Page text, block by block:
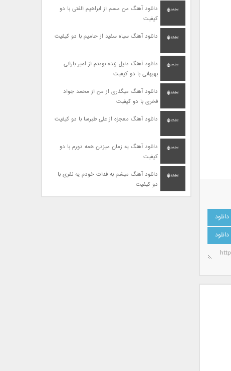
دانلود آهنگ من مسم از ابراهیم الفتی با دو
کیفیت
دانلود آهنگ سیاه سفید از حامیم با دو کیفیت
دانلود آهنگ دلیل زنده بودنم از امیر بارانی
بهبهانی با دو کیفیت
دانلود آهنگ میگذری از من از محمد جواد
فخری با دو کیفیت
دانلود آهنگ معجزه از علی طبرسا با دو کیفیت
دانلود آهنگ یه زمان میزدن همه دورم با دو
کیفیت
دانلود آهنگ میشم به فدات خودم یه نفری با
دو کیفیت